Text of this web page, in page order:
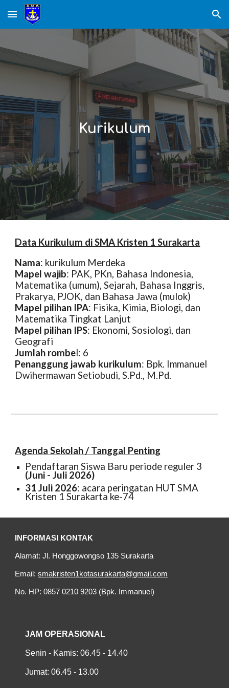
Skip to main content Skip to navigation
Kurikulum
Data Kurikulum di SMA Kristen 1 Surakarta
Nama: kurikulum Merdeka
Mapel wajib: PAK, PKn, Bahasa Indonesia,
Matematika (umum), Sejarah, Bahasa Inggris,
Prakarya, PJOK, dan Bahasa Jawa (mulok)
Mapel pilihan IPA: Fisika, Kimia, Biologi, dan
Matematika Tingkat Lanjut
Mapel pilihan IPS: Ekonomi, Sosiologi, dan
Geografi
Jumlah rombel: 6
Penanggung jawab kurikulum: Bpk. Immanuel
Dwihermawan Setiobudi, S.Pd., M.Pd.
Agenda Sekolah / Tanggal Penting
Pendaftaran Siswa Baru periode reguler 3
(Juni - Juli 2026)
31 Juli 2026: acara peringatan HUT SMA
Kristen 1 Surakarta ke-74
INFORMASI KONTAK
Alamat: Jl. Honggowongso 135 Surakarta
Email:smakristen1kotasurakarta@gmail.com
No. HP: 0857 0210 9203 (Bpk. Immanuel)
JAM OPERASIONAL
Senin - Kamis: 06.45 - 14.40
Jumat: 06.45 - 13.00